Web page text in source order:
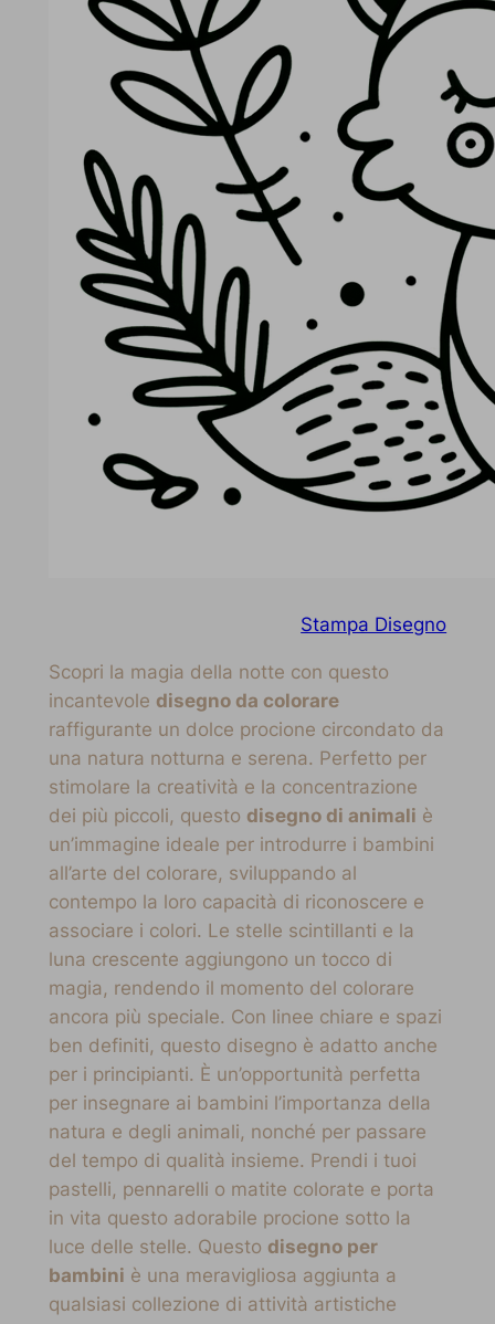
Stampa Disegno
Scopri la magia della notte con questo
incantevole disegno da colorare
raffigurante un dolce procione circondato da
una natura notturna e serena. Perfetto per
stimolare la creatività e la concentrazione
dei più piccoli, questo disegno di animali è
un’immagine ideale per introdurre i bambini
all’arte del colorare, sviluppando al
contempo la loro capacità di riconoscere e
associare i colori. Le stelle scintillanti e la
luna crescente aggiungono un tocco di
magia, rendendo il momento del colorare
ancora più speciale. Con linee chiare e spazi
ben definiti, questo disegno è adatto anche
per i principianti. È un’opportunità perfetta
per insegnare ai bambini l’importanza della
natura e degli animali, nonché per passare
del tempo di qualità insieme. Prendi i tuoi
pastelli, pennarelli o matite colorate e porta
in vita questo adorabile procione sotto la
luce delle stelle. Questo disegno per
bambini è una meravigliosa aggiunta a
qualsiasi collezione di attività artistiche